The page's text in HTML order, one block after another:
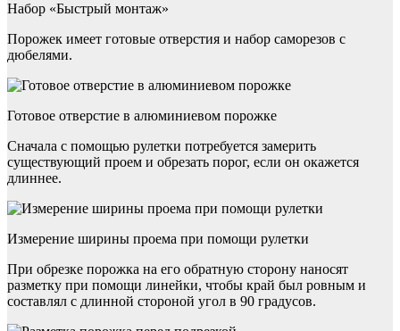
Набор «Быстрый монтаж»
Порожек имеет готовые отверстия и набор саморезов с
дюбелями.
Готовое отверстие в алюминиевом порожке
Сначала с помощью рулетки потребуется замерить
существующий проем и обрезать порог, если он окажется
длиннее.
Измерение ширины проема при помощи рулетки
При обрезке порожка на его обратную сторону наносят
разметку при помощи линейки, чтобы край был ровным и
составлял с длинной стороной угол в 90 градусов.